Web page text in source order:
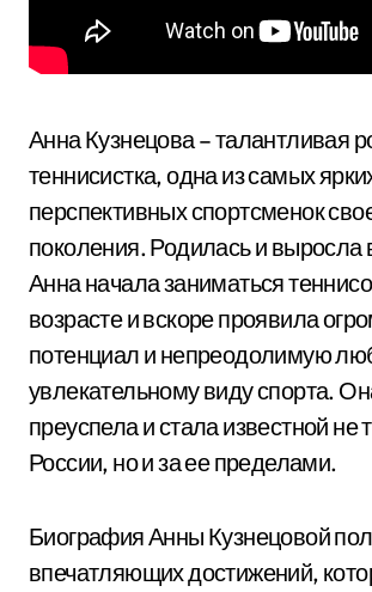
Анна Кузнецова – талантливая
теннисистка, одна из самых
перспективных спортсменок
поколения. Родилась и выросла
Анна начала заниматься
возрасте и вскоре проявила
потенциал и непреодолимую
увлекательному виду спорта.
преуспела и стала известной не
России, но и за ее пределами.
Биография Анны Кузнецовой
впечатляющих достижений,